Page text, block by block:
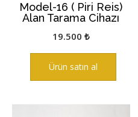
Model-16 ( Piri Reis)
Alan Tarama Cihazı
19.500 ₺
Ürün satın al